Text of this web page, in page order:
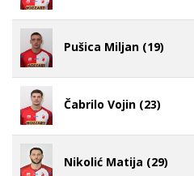
Pušica Miljan (19)
Čabrilo Vojin (23)
Nikolić Matija (29)